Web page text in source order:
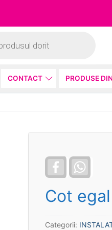
CONTACT PRODUSE
Facebook
Cot
Categorii: